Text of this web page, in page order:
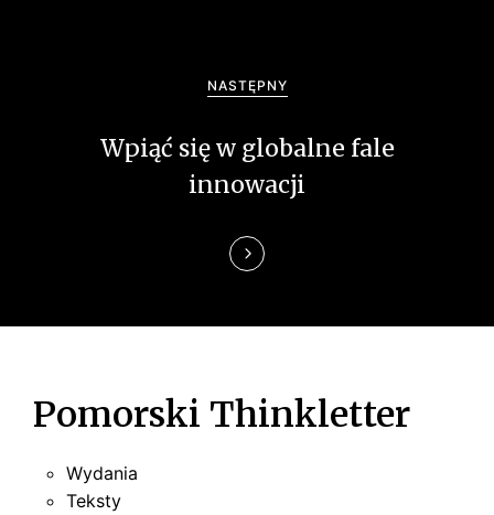
NASTĘPNY
Wpiąć się w globalne fale
innowacji
Pomorski Thinkletter
Wydania
Teksty